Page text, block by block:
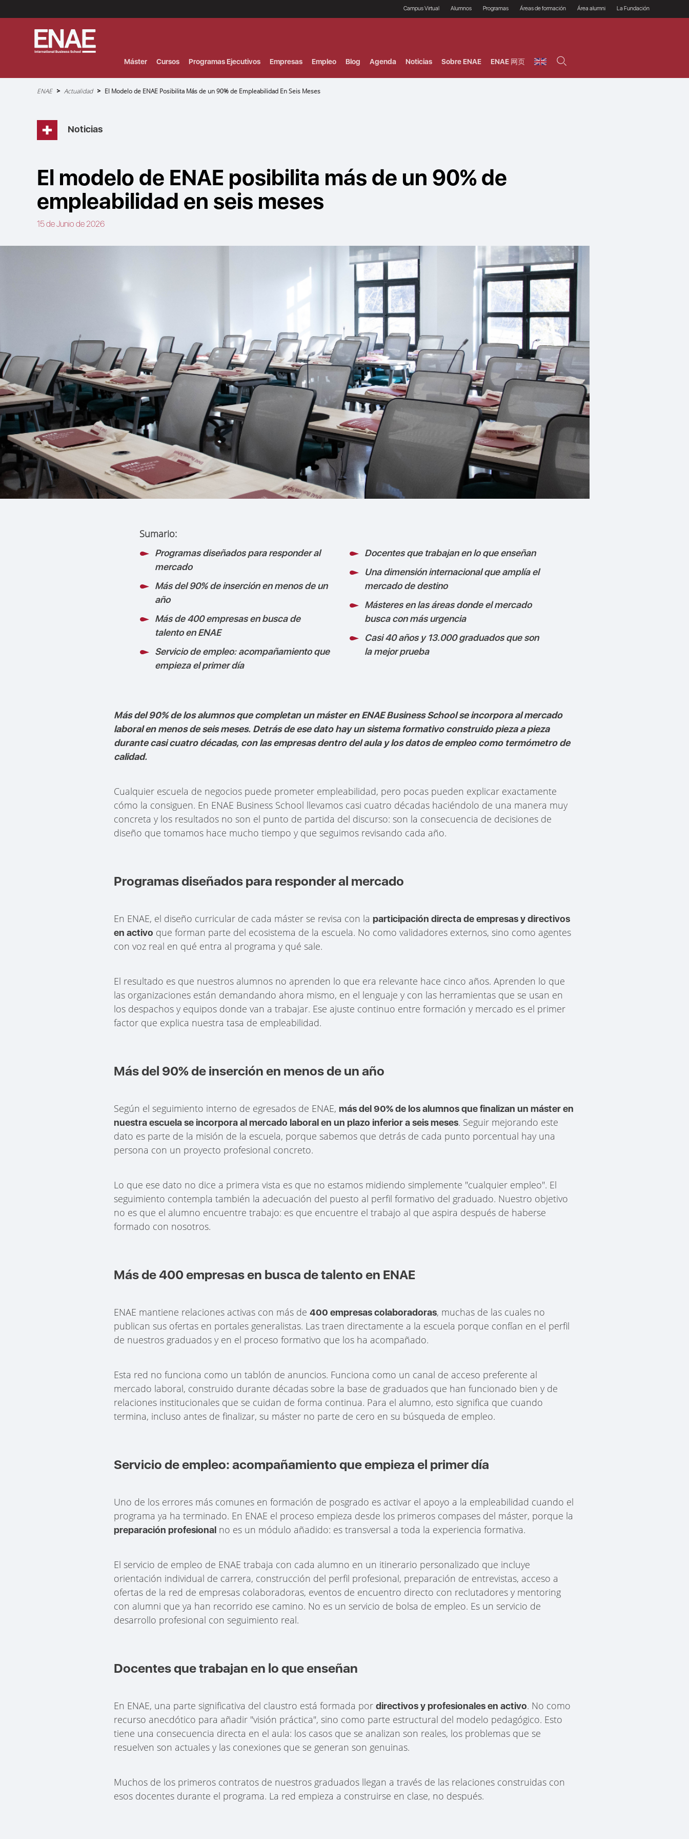
Campus Virtual Alumnos
Prácticas en empresas
Programas
Programas Ejecutivos
Áreas de formación
Riesgos
Área alumni La Fundación
Máster Cursos Programas Ejecutivos Empresas Empleo Blog Agenda Noticias Sobre ENAE ENAE 网页
Sobrescribir
la
navegación
ENAE Actualidad El Modelo de ENAE Posibilita Más de un 90% de Empleabilidad En Seis Meses
Noticias
El modelo de ENAE posibilita más de un 90% de
empleabilidad en seis meses
15 de Junio de 2026
Sumario:
Programas diseñados para responder al
mercado
Más del 90% de inserción en menos de un
año
Más de 400 empresas en busca de
talento en ENAE
Servicio de empleo: acompañamiento que
empieza el primer día
Docentes que trabajan en lo que enseñan
Una dimensión internacional que amplía el
mercado de destino
Másteres en las áreas donde el mercado
busca con más urgencia
Casi 40 años y 13.000 graduados que son
la mejor prueba
Más del 90% de los alumnos que completan un máster en ENAE Business School se incorpora al mercado
laboral en menos de seis meses. Detrás de ese dato hay un sistema formativo construido pieza a pieza
durante casi cuatro décadas, con las empresas dentro del aula y los datos de empleo como termómetro de
calidad.
Cualquier escuela de negocios puede prometer empleabilidad, pero pocas pueden explicar exactamente
cómo la consiguen. En ENAE Business School llevamos casi cuatro décadas haciéndolo de una manera muy
concreta y los resultados no son el punto de partida del discurso: son la consecuencia de decisiones de
diseño que tomamos hace mucho tiempo y que seguimos revisando cada año.
Programas diseñados para responder al mercado
En ENAE, el diseño curricular de cada máster se revisa con la participación directa de empresas y directivos
en activo que forman parte del ecosistema de la escuela. No como validadores externos, sino como agentes
con voz real en qué entra al programa y qué sale.
El resultado es que nuestros alumnos no aprenden lo que era relevante hace cinco años. Aprenden lo que
las organizaciones están demandando ahora mismo, en el lenguaje y con las herramientas que se usan en
los despachos y equipos donde van a trabajar. Ese ajuste continuo entre formación y mercado es el primer
factor que explica nuestra tasa de empleabilidad.
Más del 90% de inserción en menos de un año
Según el seguimiento interno de egresados de ENAE, más del 90% de los alumnos que finalizan un máster en
nuestra escuela se incorpora al mercado laboral en un plazo inferior a seis meses. Seguir mejorando este
dato es parte de la misión de la escuela, porque sabemos que detrás de cada punto porcentual hay una
persona con un proyecto profesional concreto.
Lo que ese dato no dice a primera vista es que no estamos midiendo simplemente "cualquier empleo". El
seguimiento contempla también la adecuación del puesto al perfil formativo del graduado. Nuestro objetivo
no es que el alumno encuentre trabajo: es que encuentre el trabajo al que aspira después de haberse
formado con nosotros.
Más de 400 empresas en busca de talento en ENAE
ENAE mantiene relaciones activas con más de 400 empresas colaboradoras, muchas de las cuales no
publican sus ofertas en portales generalistas. Las traen directamente a la escuela porque confían en el perfil
de nuestros graduados y en el proceso formativo que los ha acompañado.
Esta red no funciona como un tablón de anuncios. Funciona como un canal de acceso preferente al
mercado laboral, construido durante décadas sobre la base de graduados que han funcionado bien y de
relaciones institucionales que se cuidan de forma continua. Para el alumno, esto significa que cuando
termina, incluso antes de finalizar, su máster no parte de cero en su búsqueda de empleo.
Servicio de empleo: acompañamiento que empieza el primer día
Uno de los errores más comunes en formación de posgrado es activar el apoyo a la empleabilidad cuando el
programa ya ha terminado. En ENAE el proceso empieza desde los primeros compases del máster, porque la
preparación profesional no es un módulo añadido: es transversal a toda la experiencia formativa.
El servicio de empleo de ENAE trabaja con cada alumno en un itinerario personalizado que incluye
orientación individual de carrera, construcción del perfil profesional, preparación de entrevistas, acceso a
ofertas de la red de empresas colaboradoras, eventos de encuentro directo con reclutadores y mentoring
con alumni que ya han recorrido ese camino. No es un servicio de bolsa de empleo. Es un servicio de
desarrollo profesional con seguimiento real.
Docentes que trabajan en lo que enseñan
En ENAE, una parte significativa del claustro está formada por directivos y profesionales en activo. No como
recurso anecdótico para añadir "visión práctica", sino como parte estructural del modelo pedagógico. Esto
tiene una consecuencia directa en el aula: los casos que se analizan son reales, los problemas que se
resuelven son actuales y las conexiones que se generan son genuinas.
Muchos de los primeros contratos de nuestros graduados llegan a través de las relaciones construidas con
esos docentes durante el programa. La red empieza a construirse en clase, no después.